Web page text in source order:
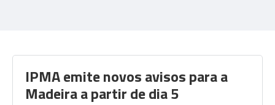
IPMA emite novos avisos para a
Madeira a partir de dia 5